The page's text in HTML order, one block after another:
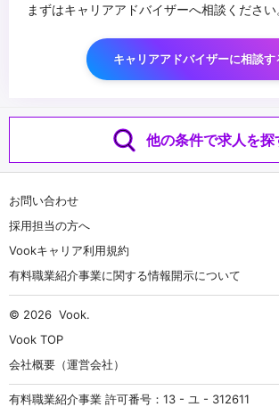
まずはキャリアアドバイザーへ相談ください
キャリアアドバイザーに相談す
他の条件で求人を探
お問い合わせ
採用担当の方へ
Vookキャリア利用規約
有料職業紹介事業に関する情報開示について
© 2026 Vook.
Vook TOP
会社概要（運営会社）
有料職業紹介事業 許可番号：13 - ユ - 312611